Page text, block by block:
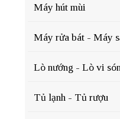
Máy hút mùi
Máy rửa bát - Máy
Lò nướng - Lò vi
Tủ lạnh - Tủ rượu